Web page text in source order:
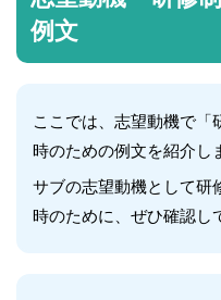
例文
ここでは、志望動機で「
時のための例文を紹介し
サブの志望動機として研
時のために、ぜひ確認し